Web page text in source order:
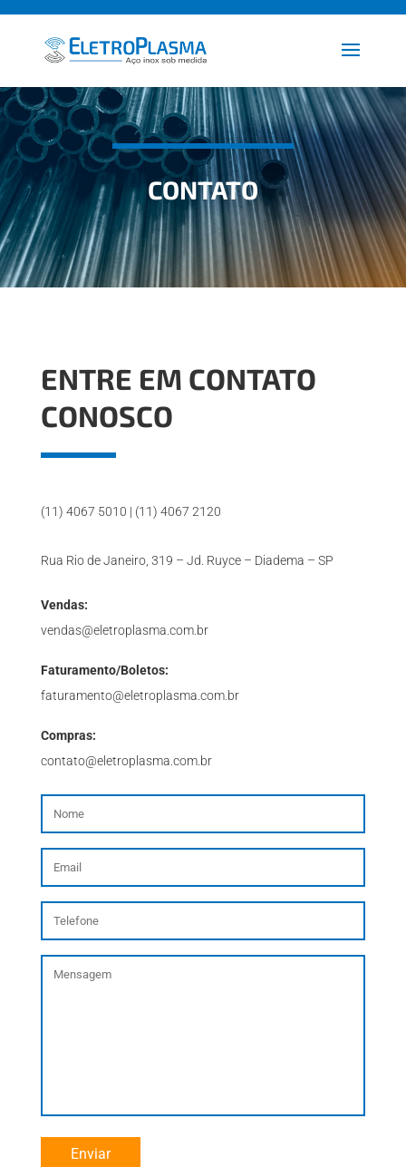
CONTATO
ENTRE EM CONTATO
CONOSCO
(11) 4067 5010 | (11) 4067 2120
Rua Rio de Janeiro, 319 – Jd. Ruyce – Diadema – SP
Vendas:
vendas@eletroplasma.com.br
Faturamento/Boletos:
faturamento@eletroplasma.com.br
Compras:
contato@eletroplasma.com.br